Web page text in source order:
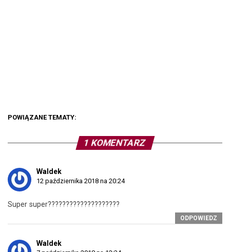
POWIĄZANE TEMATY:
1 KOMENTARZ
Waldek
12 października 2018 na 20:24
Super super????????????????????
ODPOWIEDZ
Waldek